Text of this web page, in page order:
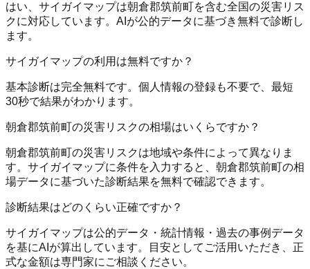
はい、サイガイマップは朝倉郡筑前町を含む全国の災害リス
クに対応しています。AIが公的データに基づき無料で診断し
ます。
サイガイマップの利用は無料ですか？
基本診断は完全無料です。個人情報の登録も不要で、最短
30秒で結果がわかります。
朝倉郡筑前町の災害リスクの相場はいくらですか？
朝倉郡筑前町の災害リスクは地域や条件によって異なりま
す。サイガイマップに条件を入力すると、朝倉郡筑前町の相
場データに基づいた診断結果を無料で確認できます。
診断結果はどのくらい正確ですか？
サイガイマップは公的データ・統計情報・過去の事例データ
を基にAIが算出しています。目安としてご活用いただき、正
式な金額は専門家にご相談ください。